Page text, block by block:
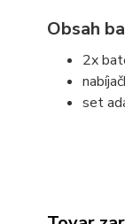
Obsah
2x
set